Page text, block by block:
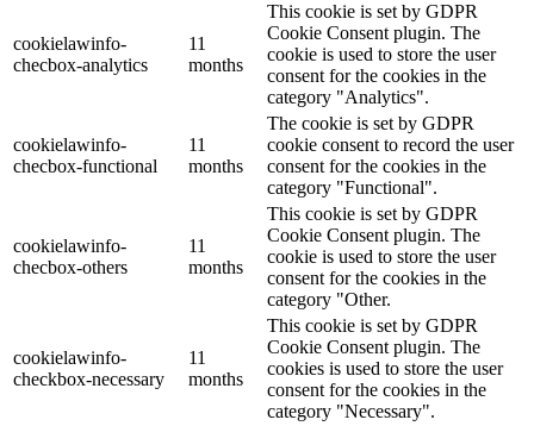
cookielawinfo-
checbox-analytics
11
months
This cookie is set by GDPR
Cookie Consent plugin. The
cookie is used to store the user
consent for the cookies in the
category "Analytics".
cookielawinfo-
checbox-functional
11
months
The cookie is set by GDPR
cookie consent to record the user
consent for the cookies in the
category "Functional".
cookielawinfo-
checbox-others
11
months
This cookie is set by GDPR
Cookie Consent plugin. The
cookie is used to store the user
consent for the cookies in the
category "Other.
cookielawinfo-
checkbox-necessary
11
months
This cookie is set by GDPR
Cookie Consent plugin. The
cookies is used to store the user
consent for the cookies in the
category "Necessary".